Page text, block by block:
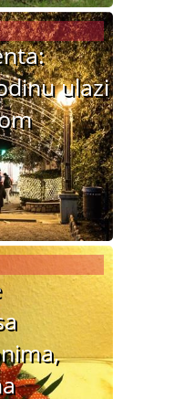
ulazi